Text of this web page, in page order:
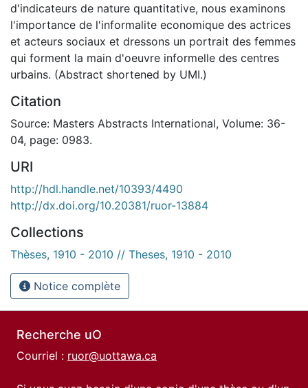
d'indicateurs de nature quantitative, nous examinons
l'importance de l'informalite economique des actrices
et acteurs sociaux et dressons un portrait des femmes
qui forment la main d'oeuvre informelle des centres
urbains. (Abstract shortened by UMI.)
Citation
Source: Masters Abstracts International, Volume: 36-
04, page: 0983.
URI
http://hdl.handle.net/10393/4490
http://dx.doi.org/10.20381/ruor-13884
Collections
Thèses, 1910 - 2010 // Theses, 1910 - 2010
Notice complète
Recherche uO
Courriel : ruor@uottawa.ca